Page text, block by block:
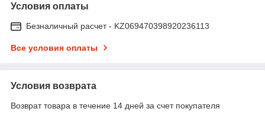
Условия оплаты
Безналичный расчет - KZ069470398920236113
Все условия оплаты
Условия возврата
Возврат товара в течение 14 дней за счет покупателя